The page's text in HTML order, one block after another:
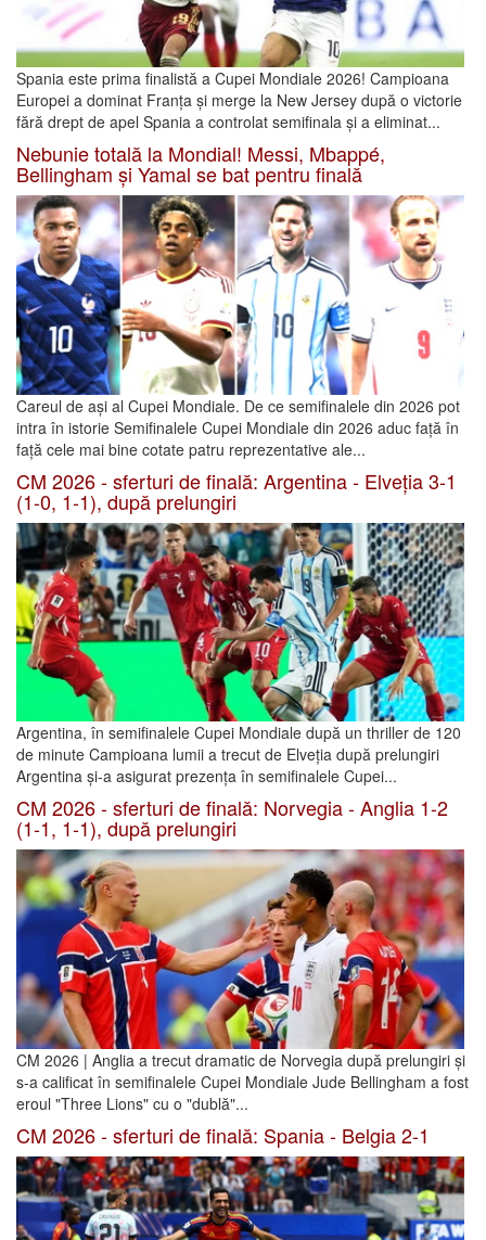
Spania este prima finalistă a Cupei Mondiale 2026! Campioana
Europei a dominat Franța și merge la New Jersey după o victorie
fără drept de apel Spania a controlat semifinala și a eliminat...
Nebunie totală la Mondial! Messi, Mbappé,
Bellingham și Yamal se bat pentru finală
Careul de ași al Cupei Mondiale. De ce semifinalele din 2026 pot
intra în istorie Semifinalele Cupei Mondiale din 2026 aduc față în
față cele mai bine cotate patru reprezentative ale...
CM 2026 - sferturi de finală: Argentina - Elveția 3-1
(1-0, 1-1), după prelungiri
Argentina, în semifinalele Cupei Mondiale după un thriller de 120
de minute Campioana lumii a trecut de Elveția după prelungiri
Argentina și-a asigurat prezența în semifinalele Cupei...
CM 2026 - sferturi de finală: Norvegia - Anglia 1-2
(1-1, 1-1), după prelungiri
CM 2026 | Anglia a trecut dramatic de Norvegia după prelungiri și
s-a calificat în semifinalele Cupei Mondiale Jude Bellingham a fost
eroul "Three Lions" cu o "dublă"...
CM 2026 - sferturi de finală: Spania - Belgia 2-1